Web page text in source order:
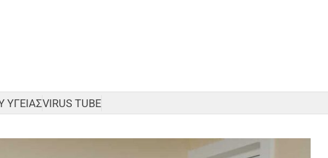
ΥΓΕΙΑΣVIRUS TUBE